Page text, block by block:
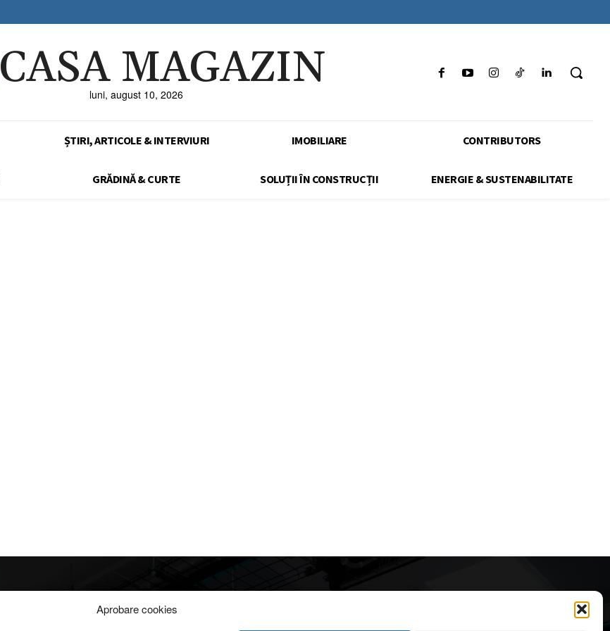
Aprobare cookies
CASA MAGAZIN
luni, august 10, 2026
ȘTIRI, ARTICOLE & INTERVIURI IMOBILIARE CONTRIBUTORS
GRĂDINĂ & CURTE SOLUȚII ÎN CONSTRUCȚII ENERGIE & SUSTENABILITATE
Info